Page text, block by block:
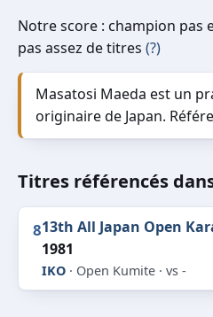
Notre score : champion pas
pas assez de titres (?)
Masatosi Maeda est un
originaire de Japan.
Titres référencés
813th All Japan Open
1981
IKO · Open Kumite · vs -